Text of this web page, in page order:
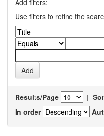
Add filters:
Use filters to refine the
Results/Page |
In order